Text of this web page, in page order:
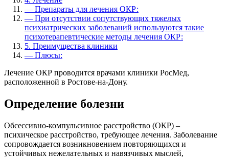
— Препараты для лечения ОКР:
— При отсутствии сопутствующих тяжелых
психиатрических заболеваний используются такие
психотерапевтические методы лечения ОКР:
5. Преимущества клиники
— Плюсы:
Лечение ОКР проводится врачами клиники РосМед,
расположенной в Ростове-на-Дону.
Определение болезни
Обсессивно-компульсивное расстройство (ОКР) –
психическое расстройство, требующее лечения. Заболевание
сопровождается возникновением повторяющихся и
устойчивых нежелательных и навязчивых мыслей,